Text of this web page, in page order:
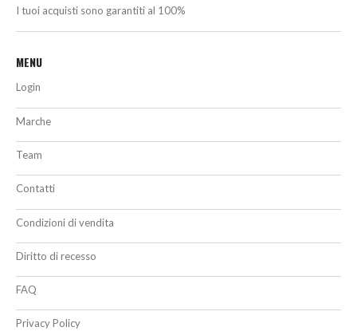
I tuoi acquisti sono garantiti al 100%
MENU
Login
Marche
Team
Contatti
Condizioni di vendita
Diritto di recesso
FAQ
Privacy Policy